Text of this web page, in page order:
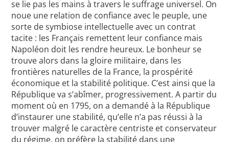
se lie pas les mains à travers le suffrage universel. On
noue une relation de confiance avec le peuple, une
sorte de symbiose intellectuelle avec un contrat
tacite : les Français remettent leur confiance mais
Napoléon doit les rendre heureux. Le bonheur se
trouve alors dans la gloire militaire, dans les
frontières naturelles de la France, la prospérité
économique et la stabilité politique. C’est ainsi que la
République va s’abîmer, progressivement. A partir du
moment où en 1795, on a demandé à la République
d’instaurer une stabilité, qu’elle n’a pas réussi à la
trouver malgré le caractère centriste et conservateur
du régime, on préfère la stabilité dans une